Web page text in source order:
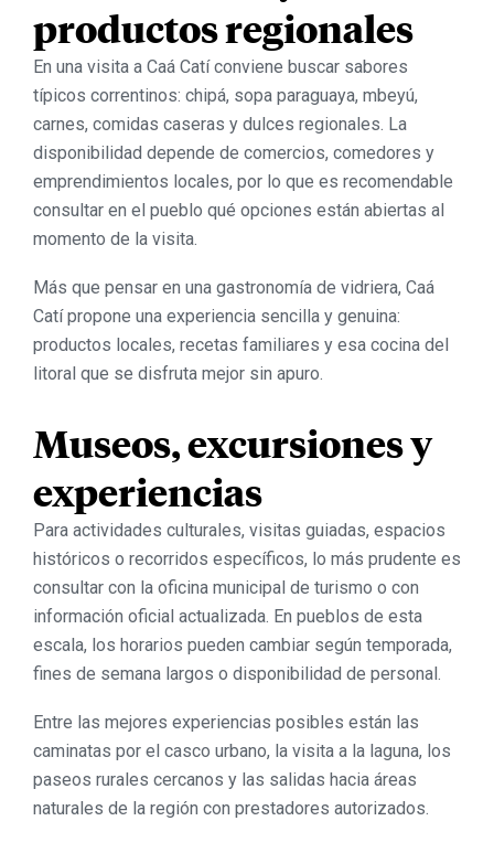
productos regionales
En una visita a Caá Catí conviene buscar sabores
típicos correntinos: chipá, sopa paraguaya, mbeyú,
carnes, comidas caseras y dulces regionales. La
disponibilidad depende de comercios, comedores y
emprendimientos locales, por lo que es recomendable
consultar en el pueblo qué opciones están abiertas al
momento de la visita.
Más que pensar en una gastronomía de vidriera, Caá
Catí propone una experiencia sencilla y genuina:
productos locales, recetas familiares y esa cocina del
litoral que se disfruta mejor sin apuro.
Museos, excursiones y
experiencias
Para actividades culturales, visitas guiadas, espacios
históricos o recorridos específicos, lo más prudente es
consultar con la oficina municipal de turismo o con
información oficial actualizada. En pueblos de esta
escala, los horarios pueden cambiar según temporada,
fines de semana largos o disponibilidad de personal.
Entre las mejores experiencias posibles están las
caminatas por el casco urbano, la visita a la laguna, los
paseos rurales cercanos y las salidas hacia áreas
naturales de la región con prestadores autorizados.